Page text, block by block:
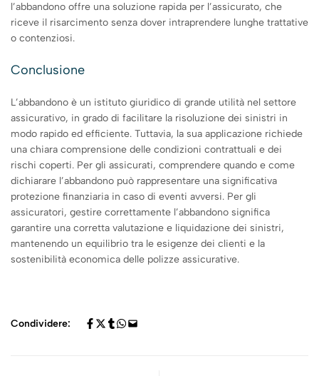
l’abbandono offre una soluzione rapida per l’assicurato, che
riceve il risarcimento senza dover intraprendere lunghe trattative
o contenziosi.
Conclusione
L’abbandono è un istituto giuridico di grande utilità nel settore
assicurativo, in grado di facilitare la risoluzione dei sinistri in
modo rapido ed efficiente. Tuttavia, la sua applicazione richiede
una chiara comprensione delle condizioni contrattuali e dei
rischi coperti. Per gli assicurati, comprendere quando e come
dichiarare l’abbandono può rappresentare una significativa
protezione finanziaria in caso di eventi avversi. Per gli
assicuratori, gestire correttamente l’abbandono significa
garantire una corretta valutazione e liquidazione dei sinistri,
mantenendo un equilibrio tra le esigenze dei clienti e la
sostenibilità economica delle polizze assicurative.
Condividere: